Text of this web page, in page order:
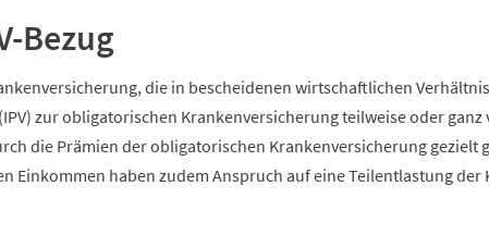
Bezug
die in bescheidenen wirtschaftlichen
zur obligatorischen Krankenversicherung teilweise oder
die Prämien der obligatorischen Krankenversicherung gezielt
Einkommen haben zudem Anspruch auf eine Teilentlastung der